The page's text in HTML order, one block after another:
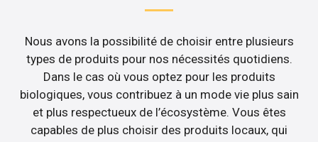
Nous avons la possibilité de choisir entre plusieurs
types de produits pour nos nécessités quotidiens.
Dans le cas où vous optez pour les produits
biologiques, vous contribuez à un mode vie plus sain
et plus respectueux de l’écosystème. Vous êtes
capables de plus choisir des produits locaux, qui